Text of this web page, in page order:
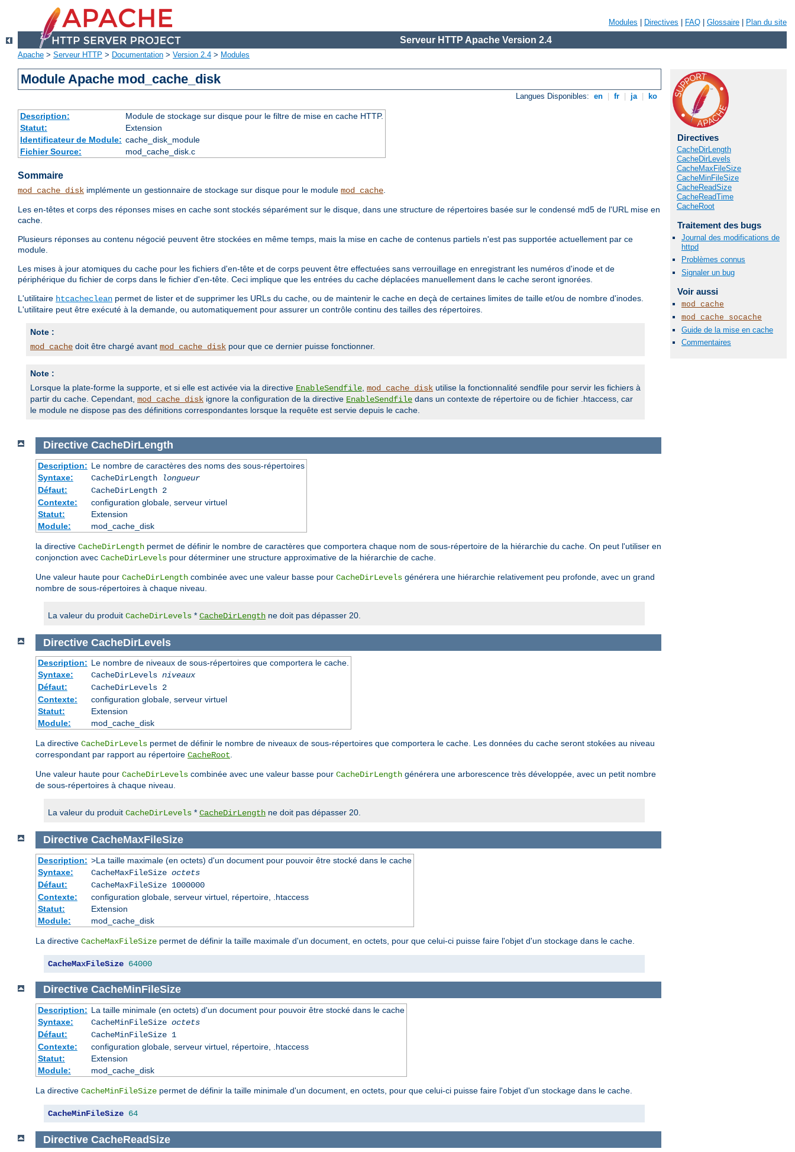
Modules Directives FAQ Glossaire Plan du site
Serveur HTTP Apache Version 2.4
Apache > Serveur HTTP > Documentation > Version 2.4 > Modules
Module Apache mod_cache_disk
Langues Disponibles: en fr ja ko
Description:
Module de stockage sur disque pour le filtre de mise en cache HTTP.
Statut:
Extension
Identificateur de Module: cache_disk_module
Fichier Source:
mod_cache_disk.c
Sommaire
mod_cache_disk implémente un gestionnaire de stockage sur disque pour le module mod_cache.
Les en-têtes et corps des réponses mises en cache sont stockés séparément sur le disque, dans une structure de répertoires basée sur le condensé md5 de l'URL mise en
cache.
Plusieurs réponses au contenu négocié peuvent être stockées en même temps, mais la mise en cache de contenus partiels n'est pas supportée actuellement par ce
module.
Les mises à jour atomiques du cache pour les fichiers d'en-tête et de corps peuvent être effectuées sans verrouillage en enregistrant les numéros d'inode et de
périphérique du fichier de corps dans le fichier d'en-tête. Ceci implique que les entrées du cache déplacées manuellement dans le cache seront ignorées.
L'utilitaire htcacheclean permet de lister et de supprimer les URLs du cache, ou de maintenir le cache en deçà de certaines limites de taille et/ou de nombre d'inodes.
L'utilitaire peut être exécuté à la demande, ou automatiquement pour assurer un contrôle continu des tailles des répertoires.
Note :
mod_cache doit être chargé avant mod_cache_disk pour que ce dernier puisse fonctionner.
Note :
Lorsque la plate-forme la supporte, et si elle est activée via la directive EnableSendfile, mod_cache_disk utilise la fonctionnalité sendfile pour servir les fichiers à
partir du cache. Cependant, mod_cache_disk ignore la configuration de la directive EnableSendfile dans un contexte de répertoire ou de fichier .htaccess, car
le module ne dispose pas des définitions correspondantes lorsque la requête est servie depuis le cache.
Directives
CacheDirLength
CacheDirLevels
CacheMaxFileSize
CacheMinFileSize
CacheReadSize
CacheReadTime
CacheRoot
Traitement des bugs
Journal des modifications de
httpd
Problèmes connus
Signaler un bug
Voir aussi
mod_cache
mod_cache_socache
Guide de la mise en cache
Commentaires
Directive CacheDirLength
Description: Le nombre de caractères des noms des sous-répertoires
Syntaxe:
CacheDirLength
longueur
Défaut:
CacheDirLength 2
Contexte:
configuration globale, serveur virtuel
Statut:
Extension
Module:
mod_cache_disk
la directive CacheDirLength permet de définir le nombre de caractères que comportera chaque nom de sous-répertoire de la hiérarchie du cache. On peut l'utiliser en
conjonction avec CacheDirLevels pour déterminer une structure approximative de la hiérarchie de cache.
Une valeur haute pour CacheDirLength combinée avec une valeur basse pour CacheDirLevels générera une hiérarchie relativement peu profonde, avec un grand
nombre de sous-répertoires à chaque niveau.
La valeur du produit CacheDirLevels * CacheDirLength ne doit pas dépasser 20.
Directive CacheDirLevels
Description: Le nombre de niveaux de sous-répertoires que comportera le cache.
Syntaxe:
CacheDirLevels niveaux
Défaut:
CacheDirLevels 2
Contexte:
configuration globale, serveur virtuel
Statut:
Extension
Module:
mod_cache_disk
La directive CacheDirLevels permet de définir le nombre de niveaux de sous-répertoires que comportera le cache. Les données du cache seront stokées au niveau
correspondant par rapport au répertoire CacheRoot.
Une valeur haute pour CacheDirLevels combinée avec une valeur basse pour CacheDirLength générera une arborescence très développée, avec un petit nombre
de sous-répertoires à chaque niveau.
La valeur du produit CacheDirLevels * CacheDirLength ne doit pas dépasser 20.
Directive CacheMaxFileSize
Description: >La taille maximale (en octets) d'un document pour pouvoir être stocké dans le cache
Syntaxe:
CacheMaxFileSize octets
Défaut:
CacheMaxFileSize 1000000
Contexte:
configuration globale, serveur virtuel, répertoire, .htaccess
Statut:
Extension
Module:
mod_cache_disk
La directive CacheMaxFileSize permet de définir la taille maximale d'un document, en octets, pour que celui-ci puisse faire l'objet d'un stockage dans le cache.
CacheMaxFileSize 64000
Directive CacheMinFileSize
Description: La taille minimale (en octets) d'un document pour pouvoir être stocké dans le cache
Syntaxe:
CacheMinFileSize octets
Défaut:
CacheMinFileSize 1
Contexte:
configuration globale, serveur virtuel, répertoire, .htaccess
Statut:
Extension
Module:
mod_cache_disk
La directive CacheMinFileSize permet de définir la taille minimale d'un document, en octets, pour que celui-ci puisse faire l'objet d'un stockage dans le cache.
CacheMinFileSize 64
Directive CacheReadSize